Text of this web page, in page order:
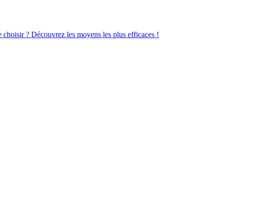
choisir ? Découvrez les moyens les plus efficaces !